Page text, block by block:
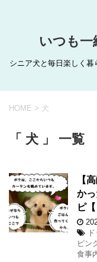
いつも
シニア犬と毎日楽しく
HOME > 犬
「 犬 」 一覧
【
か
ピ
ピン
食事